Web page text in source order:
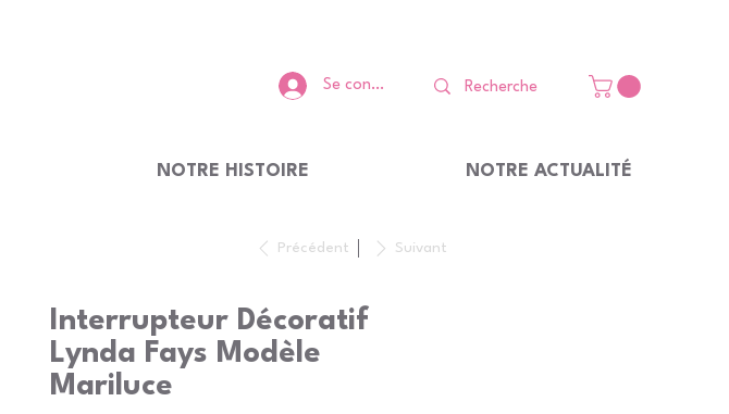
Se connecter
NOTRE HISTOIRE NOTRE ACTUALITÉ
Précédent Suivant
Interrupteur Décoratif
Lynda Fays Modèle
Mariluce